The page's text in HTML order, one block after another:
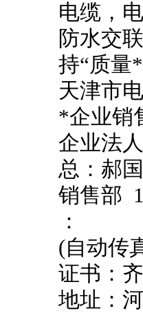
电缆，
防水交
持“质量
天津市
*企业销
企业法
总：郝
销售部
：
(自动传
证书：
地址：